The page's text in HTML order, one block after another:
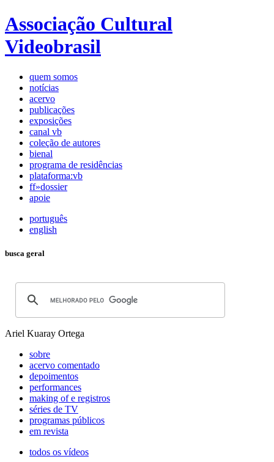
Associação Cultural
Videobrasil
quem somos
notícias
acervo
publicações
exposições
canal vb
coleção de autores
bienal
programa de residências
plataforma:vb
ff»dossier
apoie
português
english
busca geral
Ariel Kuaray Ortega
sobre
acervo comentado
depoimentos
performances
making of e registros
séries de TV
programas públicos
em revista
todos os vídeos